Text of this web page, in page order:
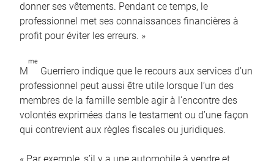
donner ses vêtements. Pendant ce temps, le
professionnel met ses connaissances financières à
profit pour éviter les erreurs. »
M
me
Guerriero indique que le recours aux services d’un
professionnel peut aussi être utile lorsque l’un des
membres de la famille semble agir à l’encontre des
volontés exprimées dans le testament ou d’une façon
qui contrevient aux règles fiscales ou juridiques.